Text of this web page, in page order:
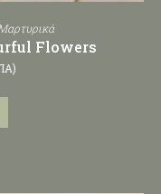
Μαρτυρικά
Flowers